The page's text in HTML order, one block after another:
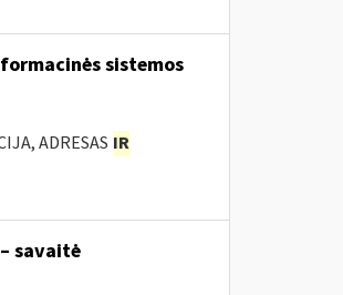
sistemos
ADRESAS IR
savaitė